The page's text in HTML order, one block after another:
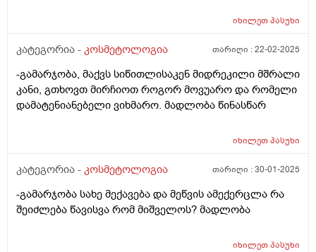
იხილეთპასუხი
კატეგორია - კოსმეტოლოგია თარიღი :22-02-2025
-გამარჯობა, მაქვს სიწითლისაკენ მიდრეკილი მშრალი
კანი, გთხოვთ მირჩიოთ როგორ მოვუარო და რომელი
დამატენიანებელი ვიხმარო. მადლობა წინასწარ
იხილეთპასუხი
კატეგორია - კოსმეტოლოგია თარიღი :30-01-2025
-გამარჯობა სახე მექავება და მეწვის ამექერცლა რა
შეიძლება წავისვა რომ მიშველოს? მადლობა
იხილეთპასუხი